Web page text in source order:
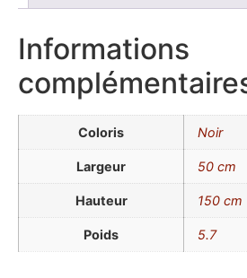
Informations
Coloris Noir
Largeur 50 cm
Hauteur 150 cm
Poids 5.7